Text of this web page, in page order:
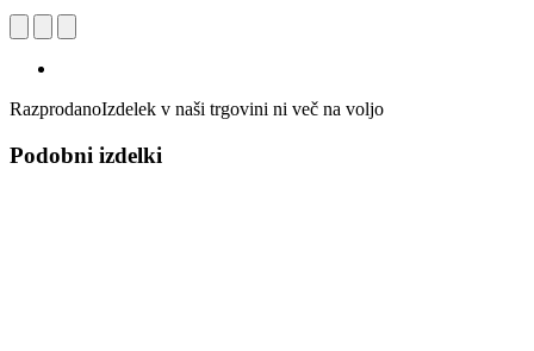
RazprodanoIzdelek v naši trgovini ni več na voljo
Podobni izdelki